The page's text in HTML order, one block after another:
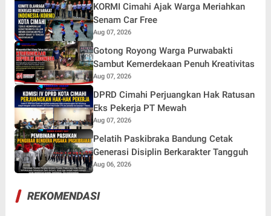
KORMI Cimahi Ajak Warga Meriahkan
Senam Car Free
Aug 07, 2026
Gotong Royong Warga Purwabakti
Sambut Kemerdekaan Penuh Kreativitas
Aug 07, 2026
DPRD Cimahi Perjuangkan Hak Ratusan
Eks Pekerja PT Mewah
Aug 07, 2026
Pelatih Paskibraka Bandung Cetak
Generasi Disiplin Berkarakter Tangguh
Aug 06, 2026
REKOMENDASI